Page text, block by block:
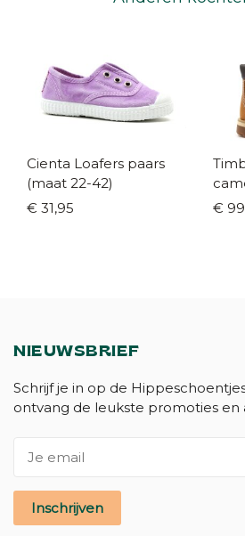
Cienta Loafers paars
(maat 22-42)
€ 31,95
€
NIEUWSBRIEF
Schrijf je in op de
ontvang de leukste promoties en
Inschrijven